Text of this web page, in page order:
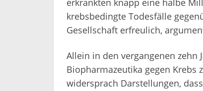
krebsbedingte Todesfälle
Gesellschaft erfreulich,
Allein in den vergangenen zehn
Biopharmazeutika gegen Krebs
widersprach Darstellungen,